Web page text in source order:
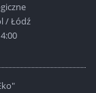
/ Łódź